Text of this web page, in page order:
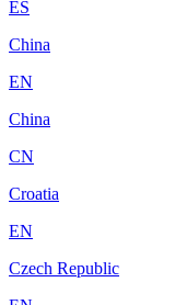
ES
China
EN
China
CN
Croatia
EN
Czech Republic